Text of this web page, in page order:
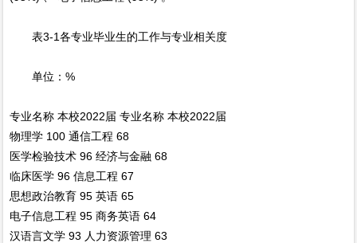
表3-1各专业毕业生的工作与专业相关度
单位：%
专业名称 本校2022届 专业名称 本校2022届
物理学 100 通信工程 68
医学检验技术 96 经济与金融 68
临床医学 96 信息工程 67
思想政治教育 95 英语 65
电子信息工程 95 商务英语 64
汉语言文学 93 人力资源管理 63